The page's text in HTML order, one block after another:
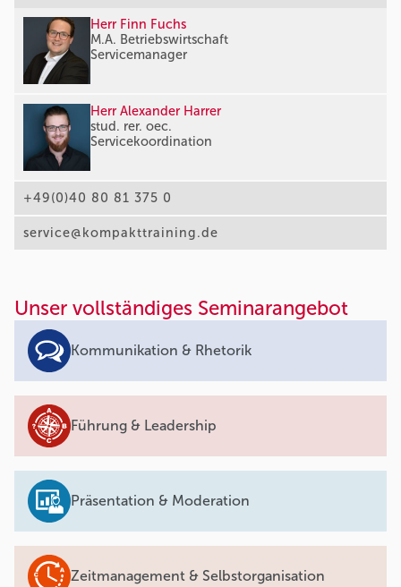
Herr Finn Fuchs
M.A. Betriebswirtschaft
Servicemanager
Herr Alexander Harrer
stud. rer. oec.
Servicekoordination
+49(0)40 80 81 375 0
service@kompakttraining.de
Unser vollständiges Seminarangebot
Kommunikation & Rhetorik
Führung & Leadership
Präsentation & Moderation
Zeitmanagement & Selbstorganisation